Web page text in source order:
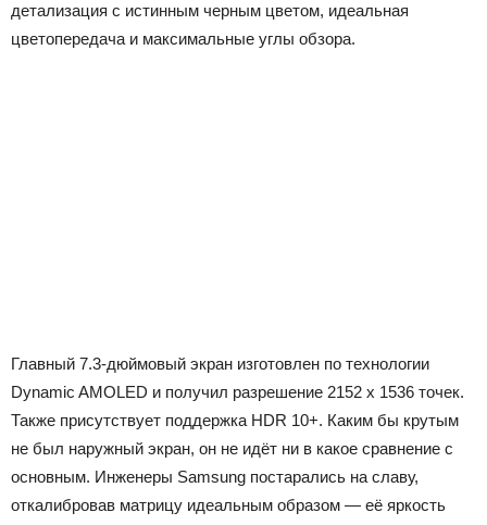
детализация с истинным черным цветом, идеальная
цветопередача и максимальные углы обзора.
Главный 7.3-дюймовый экран изготовлен по технологии
Dynamic AMOLED и получил разрешение 2152 х 1536 точек.
Также присутствует поддержка HDR 10+. Каким бы крутым
не был наружный экран, он не идёт ни в какое сравнение с
основным. Инженеры Samsung постарались на славу,
откалибровав матрицу идеальным образом — её яркость